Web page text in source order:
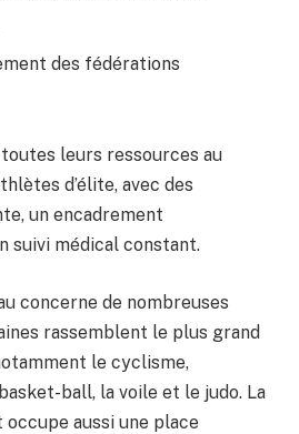
des fédérations
leurs ressources au
d’élite, avec des
un encadrement
suivi médical constant.
concerne de nombreuses
rassemblent le plus grand
le cyclisme,
ball, la voile et le judo. La
aussi une place